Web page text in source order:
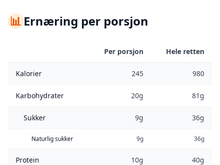
📊Ernæring per porsjon
Per porsjon Hele retten
Kalorier 245 980
Karbohydrater 20g 81g
Sukker 9g 36g
Naturlig sukker 9g 36g
Protein 10g 40g